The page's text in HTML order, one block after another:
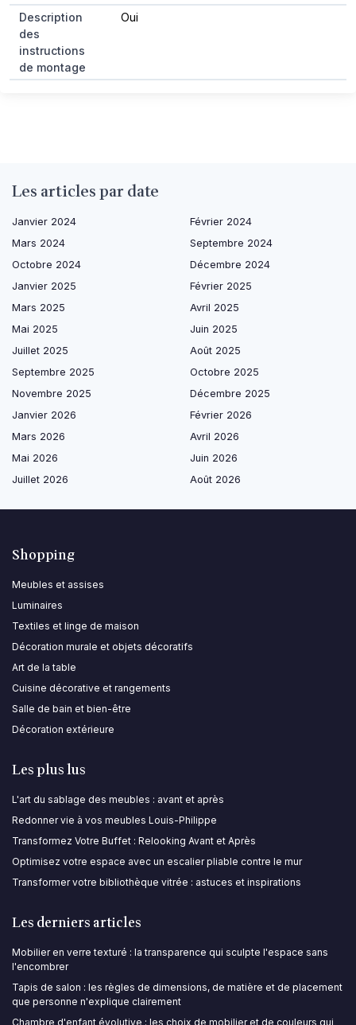
Description
des
instructions
de montage
Oui
Les articles par date
Janvier 2024
Février 2024
Mars 2024
Septembre 2024
Octobre 2024
Décembre 2024
Janvier 2025
Février 2025
Mars 2025
Avril 2025
Mai 2025
Juin 2025
Juillet 2025
Août 2025
Septembre 2025
Octobre 2025
Novembre 2025
Décembre 2025
Janvier 2026
Février 2026
Mars 2026
Avril 2026
Mai 2026
Juin 2026
Juillet 2026
Août 2026
Shopping
Meubles et assises
Luminaires
Textiles et linge de maison
Décoration murale et objets décoratifs
Art de la table
Cuisine décorative et rangements
Salle de bain et bien-être
Décoration extérieure
Les plus lus
L'art du sablage des meubles : avant et après
Redonner vie à vos meubles Louis-Philippe
Transformez Votre Buffet : Relooking Avant et Après
Optimisez votre espace avec un escalier pliable contre le mur
Transformer votre bibliothèque vitrée : astuces et inspirations
Les derniers articles
Mobilier en verre texturé : la transparence qui sculpte l'espace sans
l'encombrer
Tapis de salon : les règles de dimensions, de matière et de placement
que personne n'explique clairement
Chambre d'enfant évolutive : les choix de mobilier et de couleurs qui